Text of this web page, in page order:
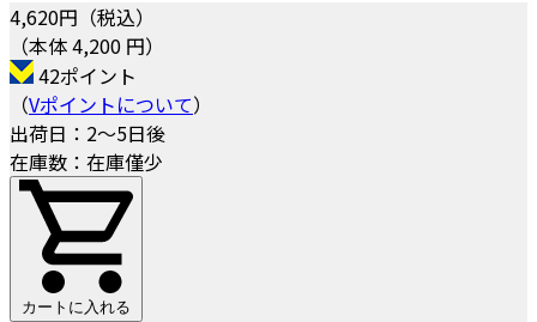
4,620円（税込）
（本体 4,200 円）
42ポイント
（Vポイントについて）
出荷日：2～5日後
在庫数：在庫僅少
カートに入れる